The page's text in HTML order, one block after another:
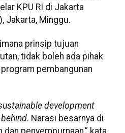
KPU RI di Jakarta
Jakarta, Minggu.
prinsip tujuan
tidak boleh ada pihak
pembangunan
development
. Narasi besarnya di